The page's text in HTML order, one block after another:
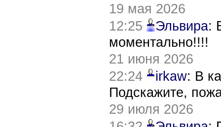
19 мая 2026
12:25
Эльвира:
моментально!!!!
21 июня 2026
22:24
irkaw: В
Подскажите,
29 июля 2026